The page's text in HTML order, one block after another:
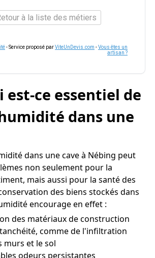
à la liste des métiers
- Service proposé parViteUnDevis.com -Vous êtes un
artisan ?
est-ce essentiel de
dans une
dans une cave à Nébing peut
non seulement pour la
mais aussi pour la santé des
des biens stockés dans
encourage en effet :
des matériaux de construction
comme de l'infiltration
murs et le sol
odeurs persistantes